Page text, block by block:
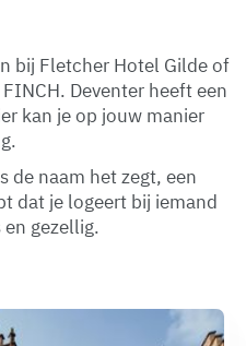
bij Fletcher Hotel Gilde of
Deventer heeft een
kan je op jouw manier
de naam het zegt, een
dat je logeert bij iemand
gezellig.